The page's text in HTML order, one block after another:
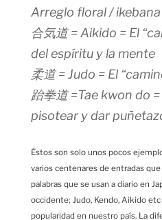
Arreglo floral / ikebana
合気道 = Aikido = El
del espíritu y la mente
柔道 = Judo = El
跆拳道 =Tae kwon do
pisotear y dar
Éstos son solo unos pocos
varios centenares de entradas
palabras que se usan a diario en
occidente; Judo, Kendo, Aikido
popularidad en nuestro país. La